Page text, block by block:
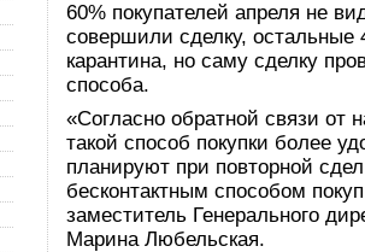
60% покупателей апреля не
совершили сделку, остальные
карантина, но саму сделку
способа.
«Согласно обратной связи от
такой способ покупки более
планируют при повторной
бесконтактным способом
заместитель Генерального
Марина Любельская.